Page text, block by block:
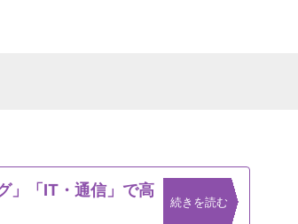
」「IT・通信」で高
続きを読む